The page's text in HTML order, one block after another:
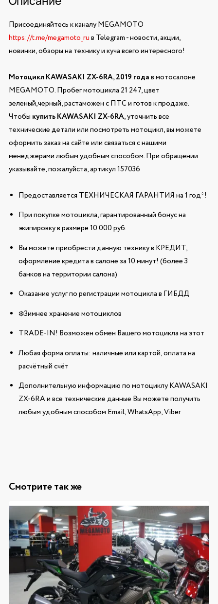
Присоединяйтесь к каналу MEGAMOTO
https://t.me/megamoto_ruв Telegram - новости, акции,
новинки, обзоры на технику и куча всего интересного!
Мотоцикл KAWASAKI ZX-6RA, 2019 годав мотосалоне
MEGAMOTO. Пробег мотоцикла 21 247, цвет
зеленый,черный, растаможен с ПТС и готов к продаже.
Чтобы купить KAWASAKI ZX-6RA, уточнить все
технические детали или посмотреть мотоцикл, вы можете
оформить заказ на сайте или связаться с нашими
менеджерами любым удобным способом. При обращении
указывайте, пожалуйста, артикул 157036
Предоставляется ТЕХНИЧЕСКАЯ ГАРАНТИЯ на 1 год*!
При покупке мотоцикла, гарантированный бонус на
экипировку в размере 10 000 руб.
Вы можете приобрести данную технику в КРЕДИТ,
оформление кредита в салоне за 10 минут! (более 3
банков на территории салона)
Оказание услуг по регистрации мотоцикла в ГИБДД
❄️Зимнее хранение мотоциклов
TRADE-IN! Возможен обмен Вашего мотоцикла на этот
Любая форма оплаты: наличные или картой, оплата на
расчётный счёт
Дополнительную информацию по мотоциклу KAWASAKI
ZX-6RA и все технические данные Вы можете получить
любым удобным способом Email, WhatsApp, Viber
Смотрите так же